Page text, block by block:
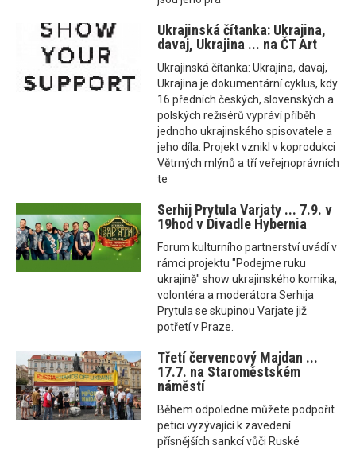
Ukrajinská čítanka: Ukrajina,
davaj, Ukrajina ... na ČT Art
Ukrajinská čítanka: Ukrajina, davaj,
Ukrajina je dokumentární cyklus, kdy
16 předních českých, slovenských a
polských režisérů vypráví příběh
jednoho ukrajinského spisovatele a
jeho díla. Projekt vznikl v koprodukci
Větrných mlýnů a tří veřejnoprávních
te
Serhij Prytula Varjaty ... 7.9. v
19hod v Divadle Hybernia
Forum kulturního partnerství uvádí v
rámci projektu "Podejme ruku
ukrajině" show ukrajinského komika,
volontéra a moderátora Serhija
Prytula se skupinou Varjate již
potřetí v Praze.
Třetí červencový Majdan ...
17.7. na Staroměstském
náměstí
Během odpoledne můžete podpořit
petici vyzývající k zavedení
přísnějších sankcí vůči Ruské